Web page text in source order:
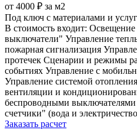
от 4000 ₽ за м2
Под ключ с материалами и
В стоимость входит: Освещение
выключатели" Управление
пожарная сигнализация
протечек Сценарии и режимы
событиях Управление с
Управление системой отопления
вентиляции и
беспроводными
счетчики" (вода и
Заказать расчет